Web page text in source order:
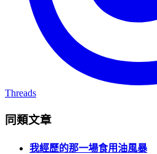
Threads
同類文章
我經歷的那一場食用油風暴